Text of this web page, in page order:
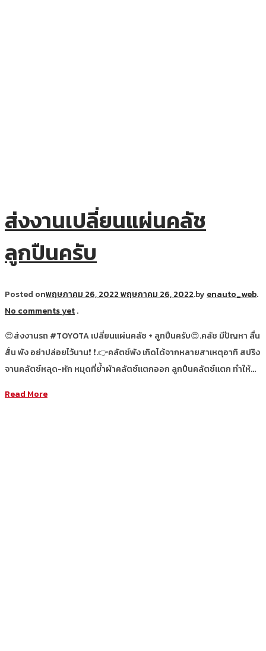
ส่งงานเปลี่ยนแผ่นคลัช
ลูกปืนครับ
Posted onพฤษภาคม 26, 2022พฤษภาคม 26, 2022.by enauto_web.
No comments yet.
😍ส่งงานรถ #TOYOTA เปลี่ยนแผ่นคลัช + ลูกปืนครับ😍.คลัช มีปัญหา ลื่น
สั่น พัง อย่าปล่อยไว้นาน❗ ❗.👉คลัตช์พัง เกิดได้จากหลายสาเหตุอาทิ สปริง
จานคลัตช์หลุด-หัก หมุดที่ย้ำผ้าคลัตช์แตกออก ลูกปืนคลัตช์แตก ทำให้…
Read More